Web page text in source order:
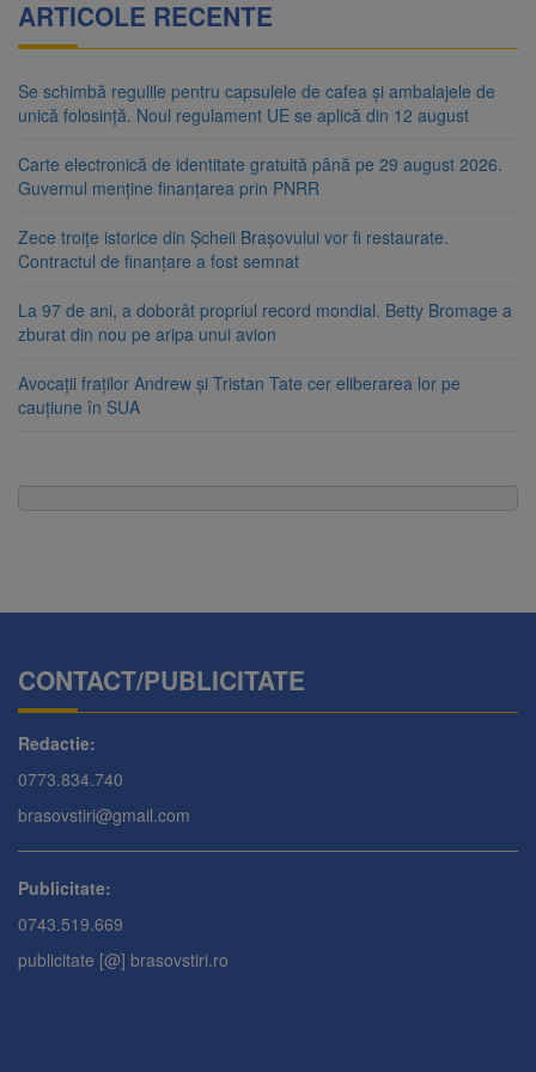
ARTICOLE RECENTE
Se schimbă regulile pentru capsulele de cafea și ambalajele de
unică folosință. Noul regulament UE se aplică din 12 august
Carte electronică de identitate gratuită până pe 29 august 2026.
Guvernul menține finanțarea prin PNRR
Zece troițe istorice din Șcheii Brașovului vor fi restaurate.
Contractul de finanțare a fost semnat
La 97 de ani, a doborât propriul record mondial. Betty Bromage a
zburat din nou pe aripa unui avion
Avocații fraților Andrew și Tristan Tate cer eliberarea lor pe
cauțiune în SUA
CONTACT/PUBLICITATE
Redactie:
0773.834.740
brasovstiri@gmail.com
Publicitate:
0743.519.669
publicitate [@] brasovstiri.ro